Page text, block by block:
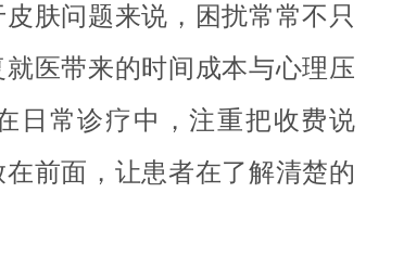
肤问题来说，困扰常常不只
医带来的时间成本与心理压
日常诊疗中，注重把收费说
前面，让患者在了解清楚的